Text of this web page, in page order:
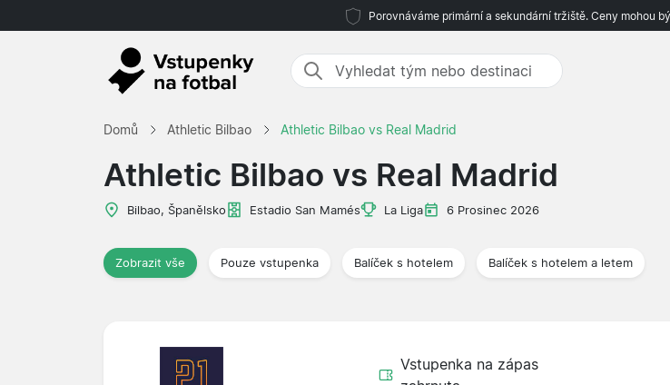
Porovnáváme primární a sekundární tržiště. Ceny mohou
Domů Athletic Bilbao Athletic Bilbao vs Real Madrid
Athletic Bilbao vs Real Madrid
Bilbao, Španělsko Estadio San Mamés La Liga 6 Prosinec 2026
Zobrazit vše Pouze vstupenka Balíček s hotelem Balíček s hotelem a letem
Vstupenka na zápas